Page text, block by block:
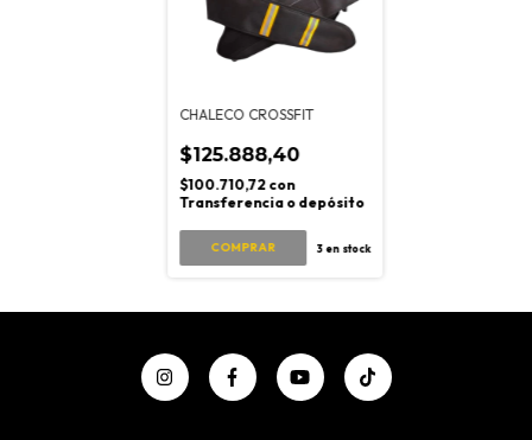
CHALECO CROSSFIT
$125.888,40
$100.710,72 con
Transferencia o depósito
3en stock